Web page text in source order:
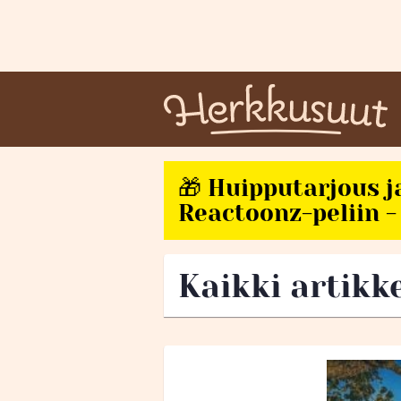
🎁 Huipputarjous
Reactoonz-peliin
Kaikki